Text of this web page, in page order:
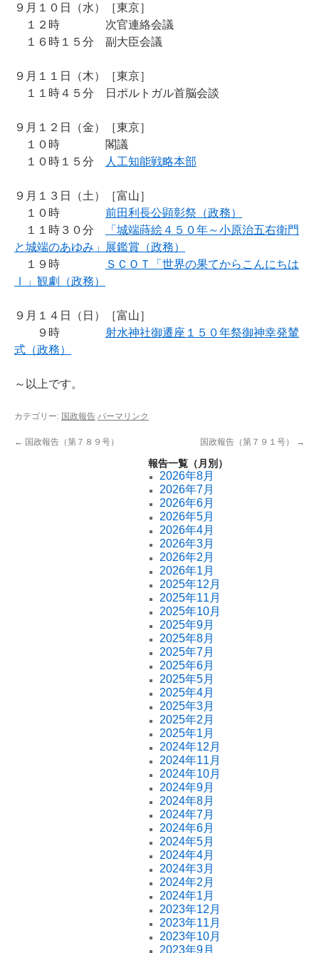
９月１０日（水）［東京］
１２時 次官連絡会議
１６時１５分 副大臣会議
９月１１日（木）［東京］
１１時４５分 日ポルトガル首脳会談
９月１２日（金）［東京］
１０時 閣議
１０時１５分
人工知能戦略本部
９月１３日（土）［富山］
１０時 前田利長公顕彰祭（政務）
１１時３０分
「城端蒔絵４５０年～小原治五右衛門
と城端のあゆみ」展鑑賞（政務）
１９時
ＳＣＯＴ「世界の果てからこんにちは
Ⅰ」観劇（政務）
９月１４日（日）［富山］
９時 射水神社御遷座１５０年祭御神幸発輦
式（政務）
～以上です。
カテゴリー: 国政報告 パーマリンク
← 国政報告（第７８９号） 国政報告（第７９１号） →
報告一覧（月別）
2026年8月
2026年7月
2026年6月
2026年5月
2026年4月
2026年3月
2026年2月
2026年1月
2025年12月
2025年11月
2025年10月
2025年9月
2025年8月
2025年7月
2025年6月
2025年5月
2025年4月
2025年3月
2025年2月
2025年1月
2024年12月
2024年11月
2024年10月
2024年9月
2024年8月
2024年7月
2024年6月
2024年5月
2024年4月
2024年3月
2024年2月
2024年1月
2023年12月
2023年11月
2023年10月
2023年9月